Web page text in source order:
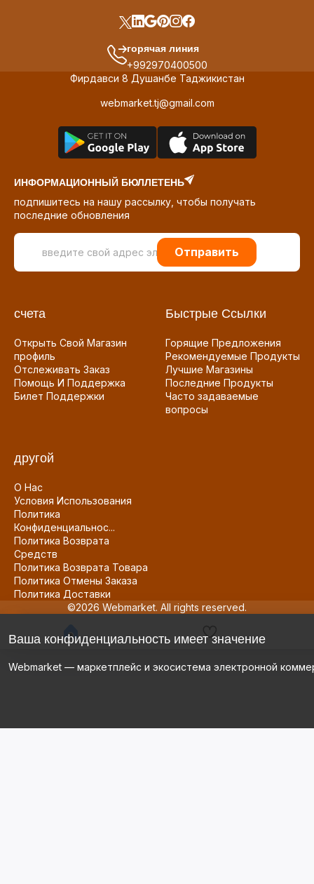
горячая линия
+992970400500
Фирдавси 8 Душанбе Таджикистан
webmarket.tj@gmail.com
ИНФОРМАЦИОННЫЙ БЮЛЛЕТЕНЬ
подпишитесь на нашу рассылку, чтобы получать
последние обновления
Отправить
счета
Открыть Свой Магазин
профиль
Отслеживать Заказ
Помощь И Поддержка
Билет Поддержки
Быстрые Ссылки
Горящие Предложения
Рекомендуемые Продукты
Лучшие Магазины
Последние Продукты
Часто задаваемые
вопросы
другой
О Нас
Условия Использования
Политика
Конфиденциальнос...
Политика Возврата
Средств
Политика Возврата Товара
Политика Отмены Заказа
Политика Доставки
©2026 Webmarket. All rights reserved.
Ваша конфиденциальность имеет значение
Webmarket — маркетплейс и экосистема электронной